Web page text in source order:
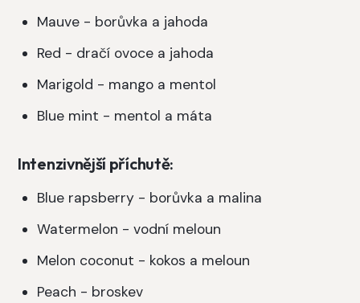
Mauve - borůvka a jahoda
Red - dračí ovoce a jahoda
Marigold - mango a mentol
Blue mint - mentol a máta
Intenzivnější příchutě:
Blue rapsberry - borůvka a malina
Watermelon - vodní meloun
Melon coconut - kokos a meloun
Peach - broskev